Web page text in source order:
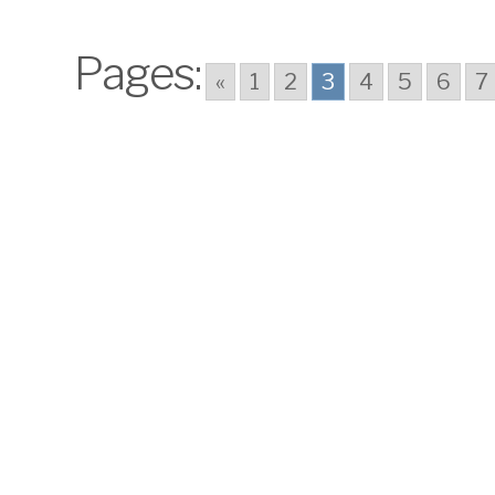
Pages: « 1 2 3 4 5 6 7